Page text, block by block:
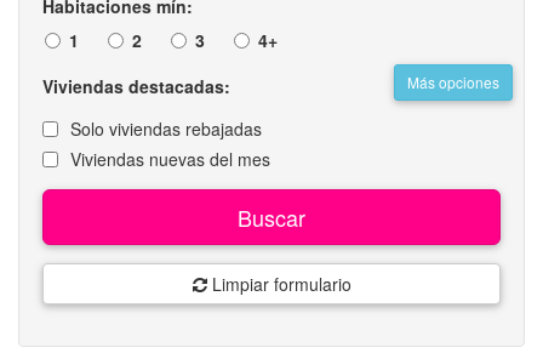
Habitaciones mín:
1
2 3 4+
Más opciones
Viviendas destacadas:
Solo viviendas rebajadas
Viviendas nuevas del mes
Buscar
Limpiar formulario